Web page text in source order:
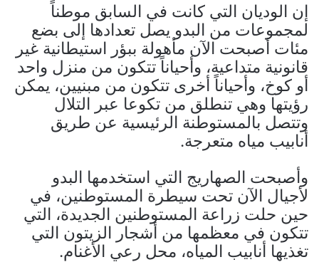
إن الوديان التي كانت في السابق موطناً
لمجموعات من البدو يصل تعدادها إلى بضع
مئات أصبحت الآن مأهولة ببؤر استيطانية غير
قانونية متداعية، وأحياناً تتكون من منزل واحد
أو كوخ، وأحياناً أخرى تتكون من مبنيين، يمكن
رؤيتها وهي تنطلق من تكوعا عبر التلال
وتتصل بالمستوطنة الرئيسية عن طريق
أنابيب مياه متعرجة.
وأصبحت الصهاريج التي استخدمها البدو
لأجيال الآن تحت سيطرة المستوطنين، في
حين حلت زراعة المستوطنين الجديدة، التي
تتكون في معظمها من أشجار الزيتون التي
تغذيها أنابيب المياه، محل رعي الأغنام.